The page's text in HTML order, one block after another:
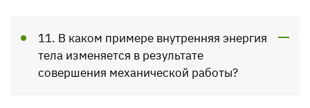
11. В каком примере внутренняя энергия
тела изменяется в результате
совершения механической работы?